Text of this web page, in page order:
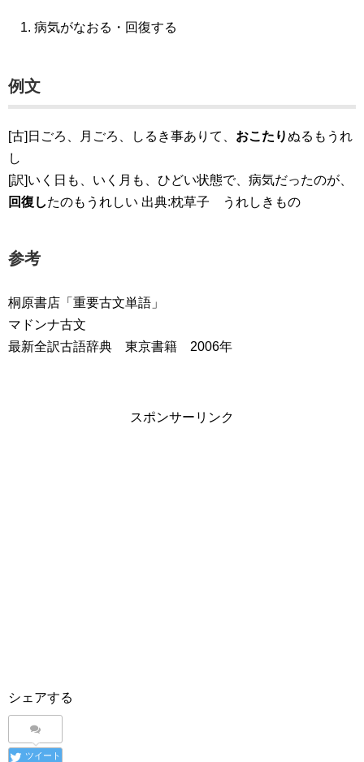
病気がなおる・回復する
例文
[古]日ごろ、月ごろ、しるき事ありて、 おこたりぬるもうれ
し
[訳]いく日も、いく月も、ひどい状態で、病気だったのが、
回復したのもうれしい 出典:枕草子 うれしきもの
参考
桐原書店「重要古文単語」
マドンナ古文
最新全訳古語辞典 東京書籍 2006年
スポンサーリンク
シェアする
ツイート